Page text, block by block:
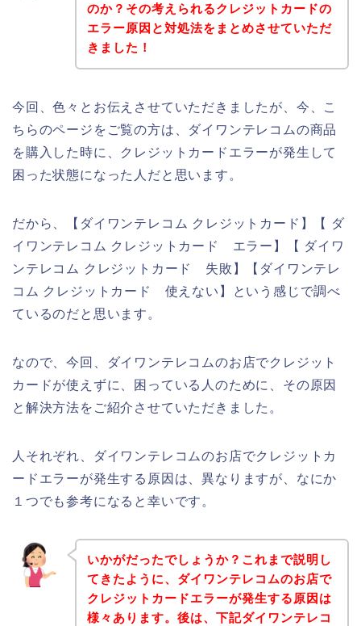
のか？その考えられるクレジットカードの
エラー原因と対処法をまとめさせていただ
きました！
今回、色々とお伝えさせていただきましたが、今、こ
ちらのページをご覧の方は、ダイワンテレコムの商品
を購入した時に、クレジットカードエラーが発生して
困った状態になった人だと思います。
だから、【ダイワンテレコム クレジットカード】【 ダ
イワンテレコム クレジットカード エラー】【 ダイワ
ンテレコム クレジットカード 失敗】【ダイワンテレ
コム クレジットカード 使えない】という感じで調べ
ているのだと思います。
なので、今回、ダイワンテレコムのお店でクレジット
カードが使えずに、困っている人のために、その原因
と解決方法をご紹介させていただきました。
人それぞれ、ダイワンテレコムのお店でクレジットカ
ードエラーが発生する原因は、異なりますが、なにか
１つでも参考になると幸いです。
いかがだったでしょうか？これまで説明し
てきたように、ダイワンテレコムのお店で
クレジットカードエラーが発生する原因は
様々あります。後は、下記ダイワンテレコ